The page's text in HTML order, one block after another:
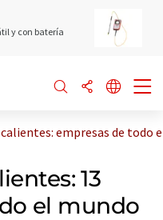
y con batería
empresas de todo
13
el mundo